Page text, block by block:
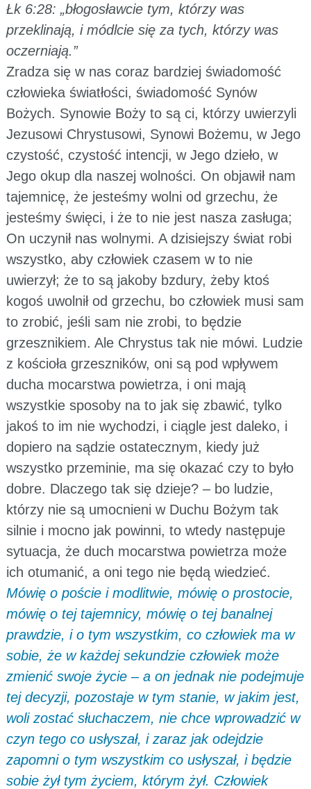
Łk 6:28: „błogosławcie tym, którzy was
przeklinają, i módlcie się za tych, którzy was
oczerniają.”
Zradza się w nas coraz bardziej świadomość
człowieka światłości, świadomość Synów
Bożych. Synowie Boży to są ci, którzy uwierzyli
Jezusowi Chrystusowi, Synowi Bożemu, w Jego
czystość, czystość intencji, w Jego dzieło, w
Jego okup dla naszej wolności. On objawił nam
tajemnicę, że jesteśmy wolni od grzechu, że
jesteśmy święci, i że to nie jest nasza zasługa;
On uczynił nas wolnymi. A dzisiejszy świat robi
wszystko, aby człowiek czasem w to nie
uwierzył; że to są jakoby bzdury, żeby ktoś
kogoś uwolnił od grzechu, bo człowiek musi sam
to zrobić, jeśli sam nie zrobi, to będzie
grzesznikiem. Ale Chrystus tak nie mówi. Ludzie
z kościoła grzeszników, oni są pod wpływem
ducha mocarstwa powietrza, i oni mają
wszystkie sposoby na to jak się zbawić, tylko
jakoś to im nie wychodzi, i ciągle jest daleko, i
dopiero na sądzie ostatecznym, kiedy już
wszystko przeminie, ma się okazać czy to było
dobre. Dlaczego tak się dzieje? – bo ludzie,
którzy nie są umocnieni w Duchu Bożym tak
silnie i mocno jak powinni, to wtedy następuje
sytuacja, że duch mocarstwa powietrza może
ich otumanić, a oni tego nie będą wiedzieć.
Mówię o poście i modlitwie, mówię o prostocie,
mówię o tej tajemnicy, mówię o tej banalnej
prawdzie, i o tym wszystkim, co człowiek ma w
sobie, że w każdej sekundzie człowiek może
zmienić swoje życie – a on jednak nie podejmuje
tej decyzji, pozostaje w tym stanie, w jakim jest,
woli zostać słuchaczem, nie chce wprowadzić w
czyn tego co usłyszał, i zaraz jak odejdzie
zapomni o tym wszystkim co usłyszał, i będzie
sobie żył tym życiem, którym żył. Człowiek